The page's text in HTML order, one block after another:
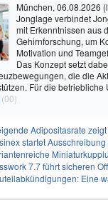
München, 06.08.2026
Jonglage verbindet
mit Erkenntnissen aus
Gehirnforschung, um
Motivation und
Das Konzept setzt
die die
Für die betriebliche
(00)
Adipositasrate zeigt strukturellen Handlungsbedarf
Ausschreibung für hochgradiges Zinksulfidkonzentrat mit
Miniaturkupplungen
7.7 führt sicheren Offline-Modus für
Eine wachsende Gefahr